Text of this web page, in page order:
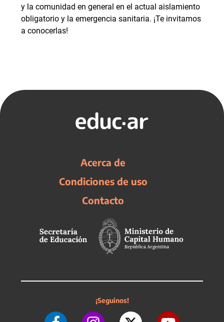
y la comunidad en general en el actual aislamiento
obligatorio y la emergencia sanitaria. ¡Te invitamos
a conocerlas!
Acerca de
Condiciones de uso
Contacto
¡Seguinos!